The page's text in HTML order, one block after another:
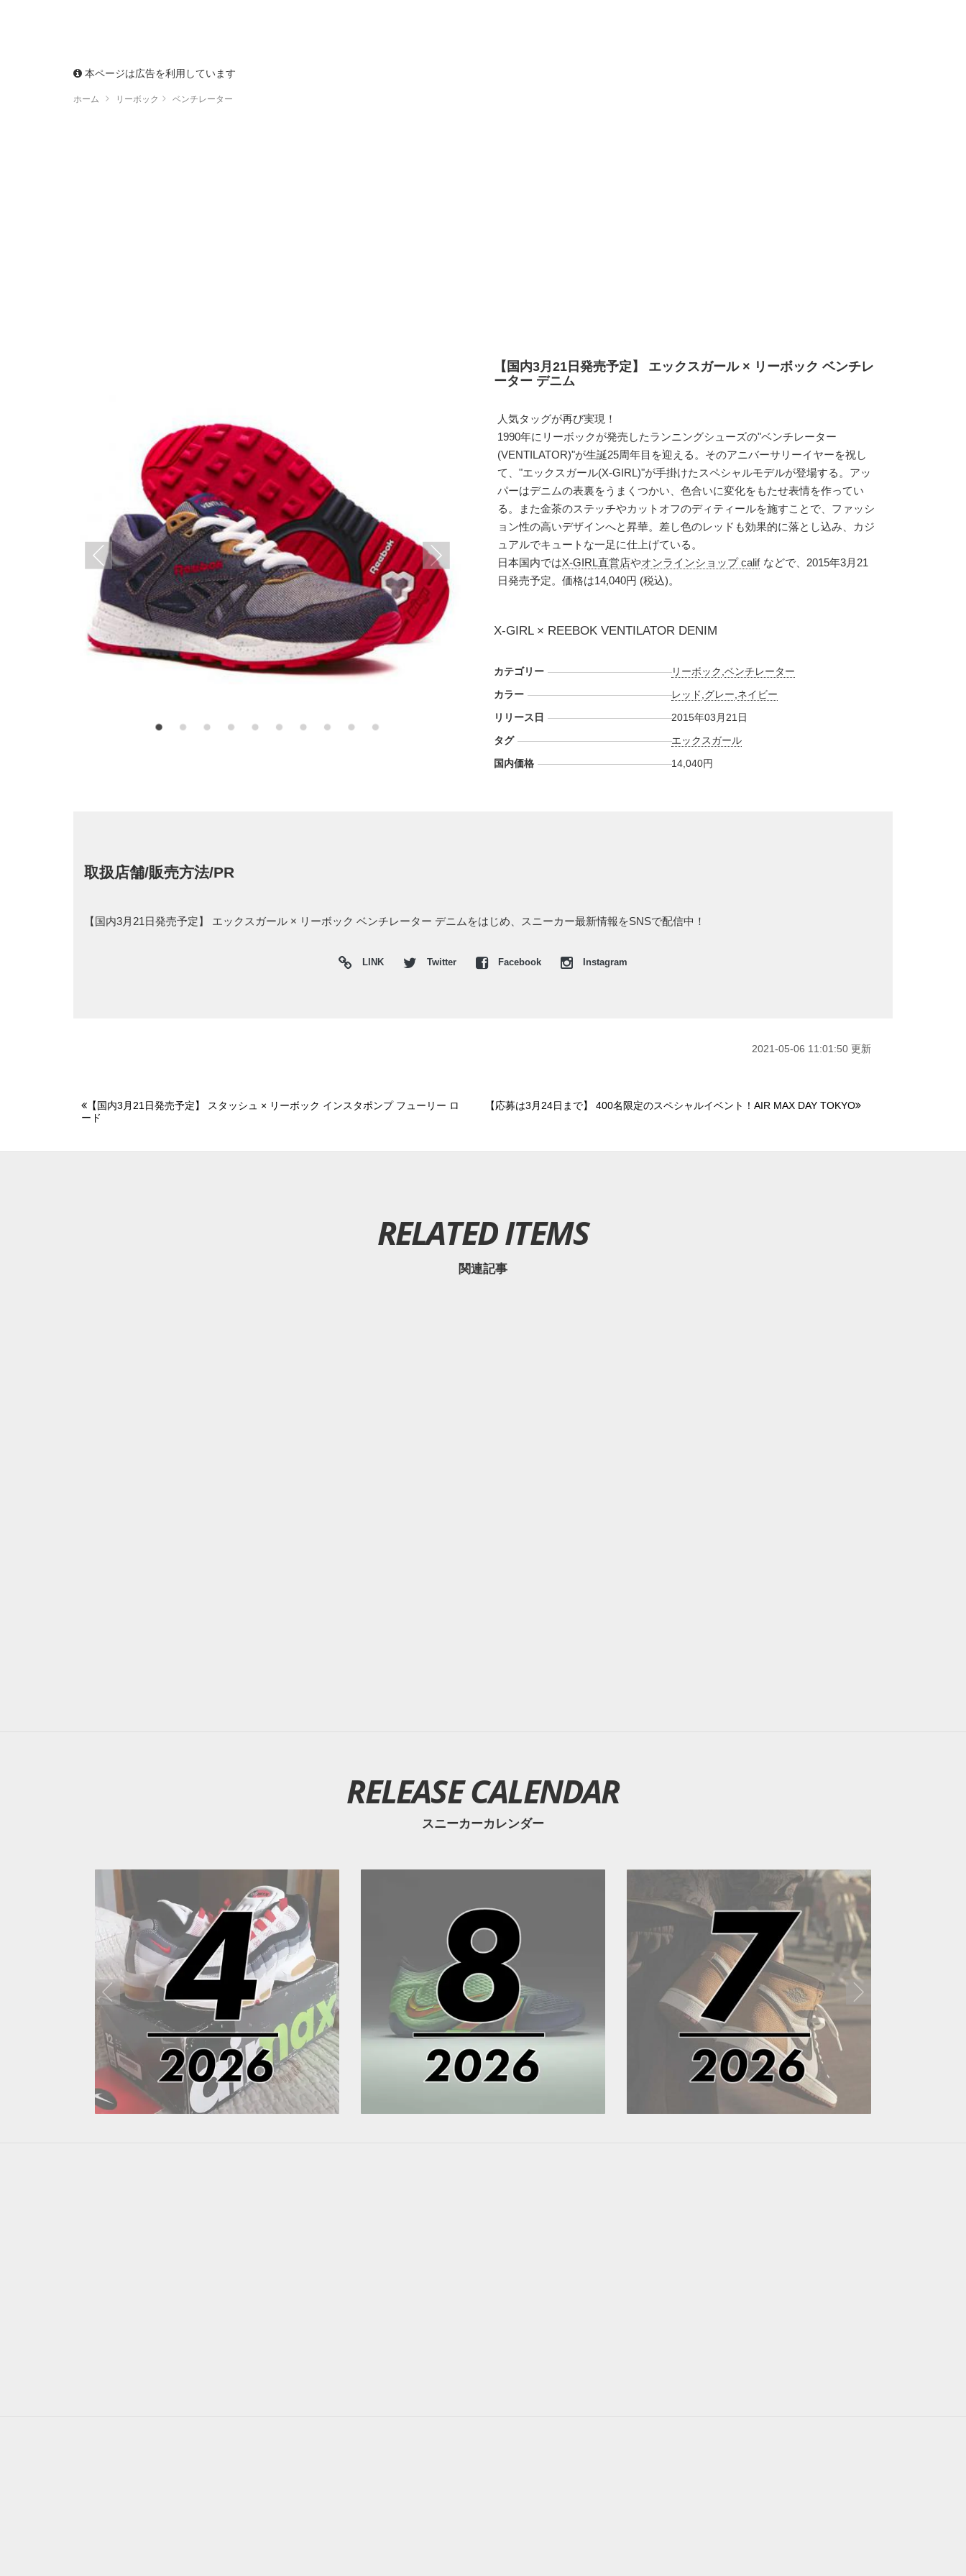
本ページは広告を利用しています
ホーム リーボック ベンチレーター
【国内3月21日発売予定】 エックスガール × リーボック ベンチレ
ーター デニム
人気タッグが再び実現！
1990年にリーボックが発売したランニングシューズの"ベンチレーター
(VENTILATOR)"が生誕25周年目を迎える。そのアニバーサリーイヤーを祝し
て、"エックスガール(X-GIRL)"が手掛けたスペシャルモデルが登場する。アッ
パーはデニムの表裏をうまくつかい、色合いに変化をもたせ表情を作ってい
る。また金茶のステッチやカットオフのディティールを施すことで、ファッシ
ョン性の高いデザインへと昇華。差し色のレッドも効果的に落とし込み、カジ
ュアルでキュートな一足に仕上げている。
日本国内ではX-GIRL直営店やオンラインショップ calif などで、2015年3月21
日発売予定。価格は14,040円 (税込)。
X-GIRL × REEBOK VENTILATOR DENIM
カテゴリー リーボック ,ベンチレーター
カラー
レッド グレー ネイビー
リリース日
2015年03月21日
タグ
エックスガール
国内価格
14,040円
取扱店舗/販売方法/PR
【国内3月21日発売予定】 エックスガール × リーボック ベンチレーター デニムをはじめ、スニーカー最新情報をSNSで配信中！
LINK Twitter Facebook Instagram
2021-05-06 11:01:50 更新
【国内3月21日発売予定】 スタッシュ × リーボック インスタポンプ フューリー ロ
ード
【応募は3月24日まで】 400名限定のスペシャルイベント！AIR MAX DAY TOKYO
RELATED ITEMS
関連記事
RELEASE CALENDAR
スニーカーカレンダー